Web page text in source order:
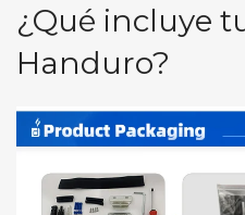
¿Qué incluye
Handuro?